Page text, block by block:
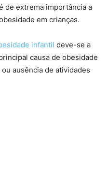
de extrema importância a
em crianças.
infantil deve-se a
causa de obesidade
ausência de atividades